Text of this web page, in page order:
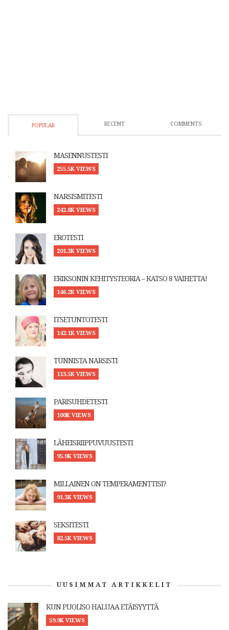
POPULAR RECENT COMMENTS
MASENNUSTESTI
255.5K VIEWS
NARSISMITESTI
242.8K VIEWS
EROTESTI
201.3K VIEWS
ERIKSONIN KEHITYSTEORIA – KATSO 8 VAIHETTA!
146.2K VIEWS
ITSETUNTOTESTI
142.1K VIEWS
TUNNISTA NARSISTI
113.5K VIEWS
PARISUHDETESTI
100K VIEWS
LÄHEISRIIPPUVUUSTESTI
95.9K VIEWS
MILLAINEN ON TEMPERAMENTTISI?
91.3K VIEWS
SEKSITESTI
82.5K VIEWS
UUSIMMAT ARTIKKELIT
KUN PUOLISO HALUAA ETÄISYYTTÄ
59.9K VIEWS